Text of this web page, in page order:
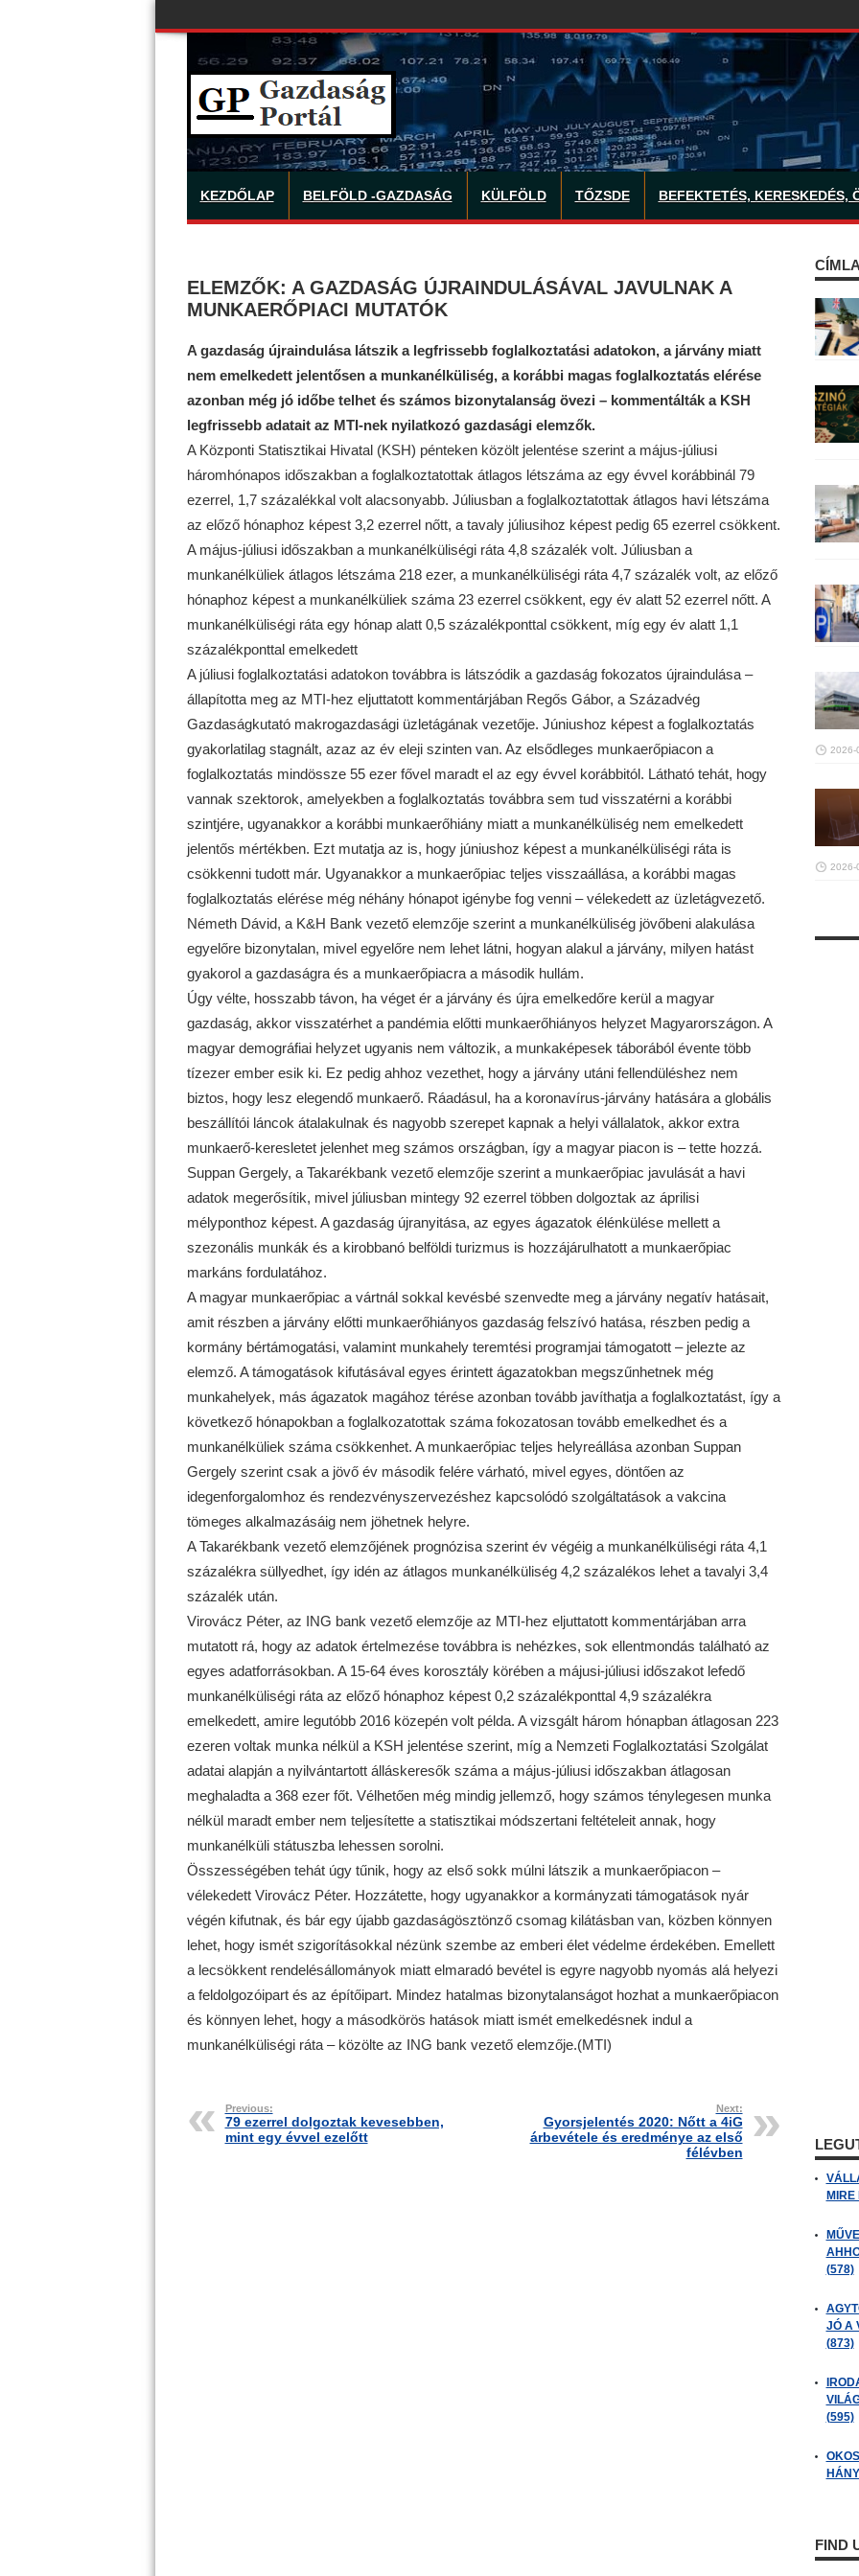
KEZDŐLAP BELFÖLD -GAZDASÁG KÜLFÖLD TŐZSDE BEFEKTETÉS, KERESKEDÉS,
ELEMZŐK: A GAZDASÁG ÚJRAINDULÁSÁVAL JAVULNAK A
MUNKAERŐPIACI MUTATÓK
A gazdaság újraindulása látszik a legfrissebb foglalkoztatási adatokon, a járvány miatt
nem emelkedett jelentősen a munkanélküliség, a korábbi magas foglalkoztatás elérése
azonban még jó időbe telhet és számos bizonytalanság övezi – kommentálták a KSH
legfrissebb adatait az MTI-nek nyilatkozó gazdasági elemzők.
A Központi Statisztikai Hivatal (KSH) pénteken közölt jelentése szerint a május-júliusi
háromhónapos időszakban a foglalkoztatottak átlagos létszáma az egy évvel korábbinál 79
ezerrel, 1,7 százalékkal volt alacsonyabb. Júliusban a foglalkoztatottak átlagos havi létszáma
az előző hónaphoz képest 3,2 ezerrel nőtt, a tavaly júliusihoz képest pedig 65 ezerrel csökkent.
A május-júliusi időszakban a munkanélküliségi ráta 4,8 százalék volt. Júliusban a
munkanélküliek átlagos létszáma 218 ezer, a munkanélküliségi ráta 4,7 százalék volt, az előző
hónaphoz képest a munkanélküliek száma 23 ezerrel csökkent, egy év alatt 52 ezerrel nőtt. A
munkanélküliségi ráta egy hónap alatt 0,5 százalékponttal csökkent, míg egy év alatt 1,1
százalékponttal emelkedett
A júliusi foglalkoztatási adatokon továbbra is látszódik a gazdaság fokozatos újraindulása –
állapította meg az MTI-hez eljuttatott kommentárjában Regős Gábor, a Századvég
Gazdaságkutató makrogazdasági üzletágának vezetője. Júniushoz képest a foglalkoztatás
gyakorlatilag stagnált, azaz az év eleji szinten van. Az elsődleges munkaerőpiacon a
foglalkoztatás mindössze 55 ezer fővel maradt el az egy évvel korábbitól. Látható tehát, hogy
vannak szektorok, amelyekben a foglalkoztatás továbbra sem tud visszatérni a korábbi
szintjére, ugyanakkor a korábbi munkaerőhiány miatt a munkanélküliség nem emelkedett
jelentős mértékben. Ezt mutatja az is, hogy júniushoz képest a munkanélküliségi ráta is
csökkenni tudott már. Ugyanakkor a munkaerőpiac teljes visszaállása, a korábbi magas
foglalkoztatás elérése még néhány hónapot igénybe fog venni – vélekedett az üzletágvezető.
Németh Dávid, a K&H Bank vezető elemzője szerint a munkanélküliség jövőbeni alakulása
egyelőre bizonytalan, mivel egyelőre nem lehet látni, hogyan alakul a járvány, milyen hatást
gyakorol a gazdaságra és a munkaerőpiacra a második hullám.
Úgy vélte, hosszabb távon, ha véget ér a járvány és újra emelkedőre kerül a magyar
gazdaság, akkor visszatérhet a pandémia előtti munkaerőhiányos helyzet Magyarországon. A
magyar demográfiai helyzet ugyanis nem változik, a munkaképesek táborából évente több
tízezer ember esik ki. Ez pedig ahhoz vezethet, hogy a járvány utáni fellendüléshez nem
biztos, hogy lesz elegendő munkaerő. Ráadásul, ha a koronavírus-járvány hatására a globális
beszállítói láncok átalakulnak és nagyobb szerepet kapnak a helyi vállalatok, akkor extra
munkaerő-keresletet jelenhet meg számos országban, így a magyar piacon is – tette hozzá.
Suppan Gergely, a Takarékbank vezető elemzője szerint a munkaerőpiac javulását a havi
adatok megerősítik, mivel júliusban mintegy 92 ezerrel többen dolgoztak az áprilisi
mélyponthoz képest. A gazdaság újranyitása, az egyes ágazatok élénkülése mellett a
szezonális munkák és a kirobbanó belföldi turizmus is hozzájárulhatott a munkaerőpiac
markáns fordulatához.
A magyar munkaerőpiac a vártnál sokkal kevésbé szenvedte meg a járvány negatív hatásait,
amit részben a járvány előtti munkaerőhiányos gazdaság felszívó hatása, részben pedig a
kormány bértámogatási, valamint munkahely teremtési programjai támogatott – jelezte az
elemző. A támogatások kifutásával egyes érintett ágazatokban megszűnhetnek még
munkahelyek, más ágazatok magához térése azonban tovább javíthatja a foglalkoztatást, így a
következő hónapokban a foglalkozatottak száma fokozatosan tovább emelkedhet és a
munkanélküliek száma csökkenhet. A munkaerőpiac teljes helyreállása azonban Suppan
Gergely szerint csak a jövő év második felére várható, mivel egyes, döntően az
idegenforgalomhoz és rendezvényszervezéshez kapcsolódó szolgáltatások a vakcina
tömeges alkalmazásáig nem jöhetnek helyre.
A Takarékbank vezető elemzőjének prognózisa szerint év végéig a munkanélküliségi ráta 4,1
százalékra süllyedhet, így idén az átlagos munkanélküliség 4,2 százalékos lehet a tavalyi 3,4
százalék után.
Virovácz Péter, az ING bank vezető elemzője az MTI-hez eljuttatott kommentárjában arra
mutatott rá, hogy az adatok értelmezése továbbra is nehézkes, sok ellentmondás található az
egyes adatforrásokban. A 15-64 éves korosztály körében a májusi-júliusi időszakot lefedő
munkanélküliségi ráta az előző hónaphoz képest 0,2 százalékponttal 4,9 százalékra
emelkedett, amire legutóbb 2016 közepén volt példa. A vizsgált három hónapban átlagosan 223
ezeren voltak munka nélkül a KSH jelentése szerint, míg a Nemzeti Foglalkoztatási Szolgálat
adatai alapján a nyilvántartott álláskeresők száma a május-júliusi időszakban átlagosan
meghaladta a 368 ezer főt. Vélhetően még mindig jellemző, hogy számos ténylegesen munka
nélkül maradt ember nem teljesítette a statisztikai módszertani feltételeit annak, hogy
munkanélküli státuszba lehessen sorolni.
Összességében tehát úgy tűnik, hogy az első sokk múlni látszik a munkaerőpiacon –
vélekedett Virovácz Péter. Hozzátette, hogy ugyanakkor a kormányzati támogatások nyár
végén kifutnak, és bár egy újabb gazdaságösztönző csomag kilátásban van, közben könnyen
lehet, hogy ismét szigorításokkal nézünk szembe az emberi élet védelme érdekében. Emellett
a lecsökkent rendelésállományok miatt elmaradó bevétel is egyre nagyobb nyomás alá helyezi
a feldolgozóipart és az építőipart. Mindez hatalmas bizonytalanságot hozhat a munkaerőpiacon
és könnyen lehet, hogy a másodkörös hatások miatt ismét emelkedésnek indul a
munkanélküliségi ráta – közölte az ING bank vezető elemzője.(MTI)
Previous:
79 ezerrel dolgoztak kevesebben,
mint egy évvel ezelőtt
Next:
Gyorsjelentés 2020: Nőtt a 4iG
árbevétele és eredménye az első
félévben
2026-
2026-
MIRE
(578)
JÓ A
(873)
(595)
FIND